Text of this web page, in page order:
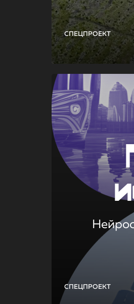
СПЕЦПРОЕКТ
СПЕЦПРОЕКТ